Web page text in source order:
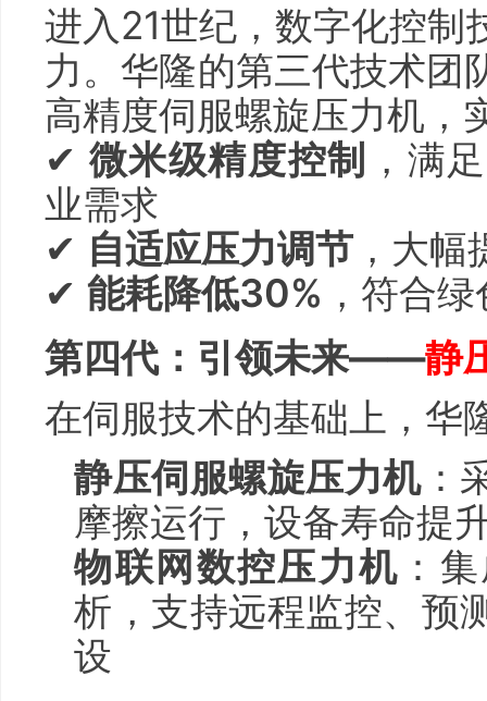
进入21世纪，数字化控制
力。华隆的第三代技术团
高精度伺服螺旋压力机，
✔ 微米级精度控制 ，满
业需求
✔ 自适应压力调节 ，大
✔ 能耗降低30% ，符合
第四代：引领未来——静
在伺服技术的基础上，华
静压伺服螺旋压力机：
摩擦运行，设备寿命提
物联网数控压力机 ：
析，支持远程监控、预
设